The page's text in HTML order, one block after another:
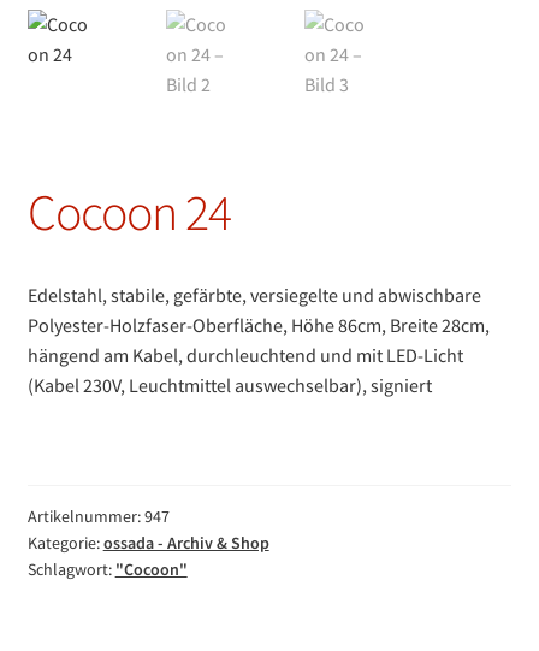
Cocoon 24
Edelstahl, stabile, gefärbte, versiegelte und abwischbare
Polyester-Holzfaser-Oberfläche, Höhe 86cm, Breite 28cm,
hängend am Kabel, durchleuchtend und mit LED-Licht
(Kabel 230V, Leuchtmittel auswechselbar), signiert
Artikelnummer:947
Kategorie:ossada - Archiv & Shop
Schlagwort: "Cocoon"